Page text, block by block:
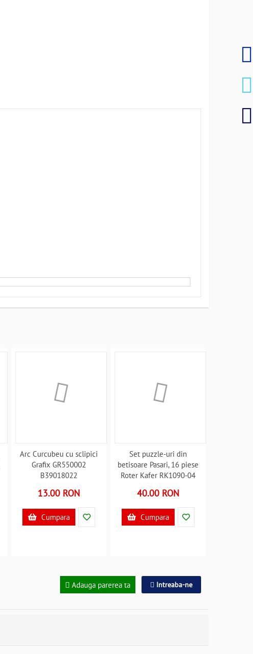
Arc Curcubeu cu sclipici
Grafix GR550002
B39018022
13.00 RON
Cumpara
Set puzzle-uri din
betisoare Pasari, 16 piese
Roter Kafer RK1090-04
40.00 RON
Cumpara
Adauga parerea ta Intreaba-ne